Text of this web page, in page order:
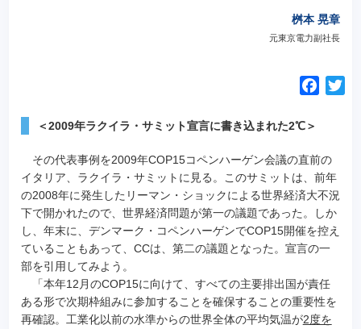
桝本 晃章
元東京電力副社長
b
o
o
k
＜2009年ラクイラ・サミット宣言に書き込まれた2℃＞
その代表事例を2009年COP15コペンハーゲン会議の直前の
イタリア、ラクイラ・サミットに見る。このサミットは、前年
の2008年に発生したリーマン・ショックによる世界経済大不況
下で開かれたので、世界経済問題が第一の議題であった。しか
し、年末に、デンマーク・コペンハーゲンでCOP15開催を控え
ていることもあって、CCは、第二の議題となった。宣言の一
部を引用してみよう。
「本年12月のCOP15に向けて、すべての主要排出国が責任
ある形で次期枠組みに参加することを確保することの重要性を
再確認。工業化以前の水準からの世界全体の平均気温が2度を